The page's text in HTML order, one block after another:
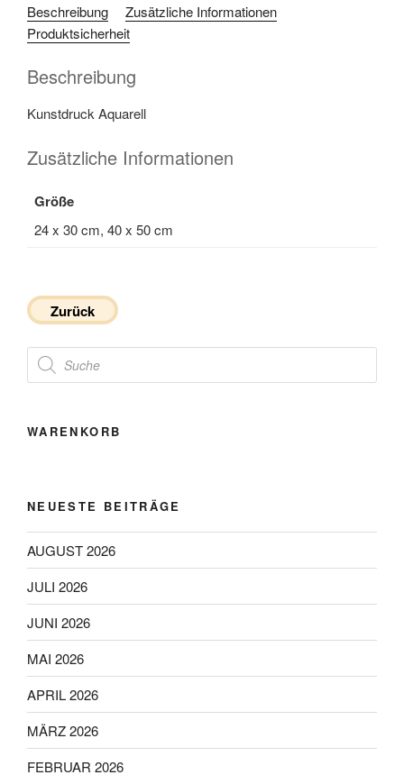
Beschreibung
Zusätzliche Informationen
Produktsicherheit
Beschreibung
Kunstdruck Aquarell
Zusätzliche Informationen
Größe
24 x 30 cm, 40 x 50 cm
Zurück
Products
search
WARENKORB
NEUESTE BEITRÄGE
AUGUST 2026
JULI 2026
JUNI 2026
MAI 2026
APRIL 2026
MÄRZ 2026
FEBRUAR 2026